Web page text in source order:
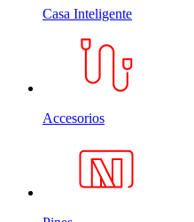
Casa Inteligente
Accesorios